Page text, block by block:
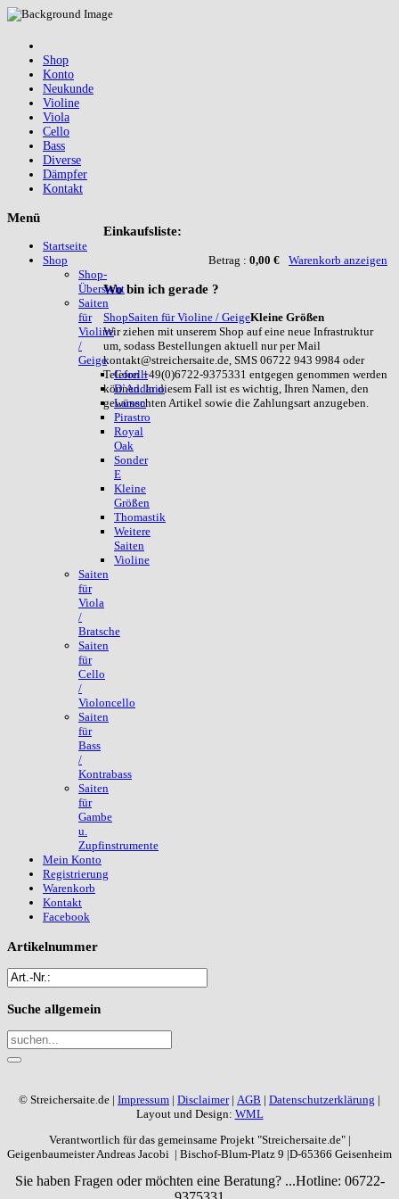
Shop
Konto
Neukunde
Violine
Viola
Cello
Bass
Diverse
Dämpfer
Kontakt
Einkaufsliste:
Betrag : 0,00 € Warenkorb anzeigen
Wobin ich gerade ?
ShopSaiten für Violine / GeigeKleine Größen
Wir ziehen mit unserem Shop auf eine neue Infrastruktur
um, sodass Bestellungen aktuell nur per Mail
kontakt@streichersaite.de, SMS 06722 943 9984 oder
Telefon +49(0)6722-9375331 entgegen genommen werden
können. In diesem Fall ist es wichtig, Ihren Namen, den
gewünschten Artikel sowie die Zahlungsart anzugeben.
Menü
Startseite
Shop
Shop-
Übersicht
Saiten
für
Violine
/
Geige
Corelli
D`Addario
Larsen
Pirastro
Royal
Oak
Sonder
E
Kleine
Größen
Thomastik
Weitere
Saiten
Violine
Saiten
für
Viola
/
Bratsche
Saiten
für
Cello
/
Violoncello
Saiten
für
Bass
/
Kontrabass
Saiten
für
Gambe
u.
Zupfinstrumente
Mein Konto
Registrierung
Warenkorb
Kontakt
Facebook
Artikelnummer
Suche allgemein
© Streichersaite.de | Impressum | Disclaimer| AGB | Datenschutzerklärung |
Layout und Design: WML
Verantwortlich für das gemeinsame Projekt "Streichersaite.de" |
Geigenbaumeister Andreas Jacobi | Bischof-Blum-Platz 9 |D-65366 Geisenheim
Sie haben Fragen oder möchten eine Beratung? ...Hotline: 06722-